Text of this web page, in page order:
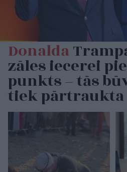
Donalda
zāles iecerei
punkts – tās
tiek pārtraukta